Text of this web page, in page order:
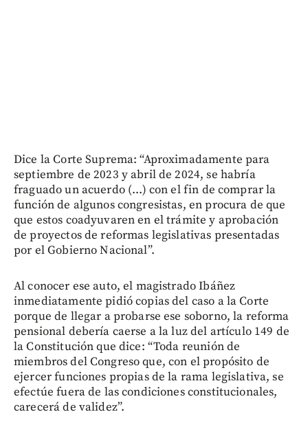
Dice la Corte Suprema: “Aproximadamente para
septiembre de 2023 y abril de 2024, se habría
fraguado un acuerdo (...) con el fin de comprar la
función de algunos congresistas, en procura de que
que estos coadyuvaren en el trámite y aprobación
de proyectos de reformas legislativas presentadas
por el Gobierno Nacional”.
Al conocer ese auto, el magistrado Ibáñez
inmediatamente pidió copias del caso a la Corte
porque de llegar a probarse ese soborno, la reforma
pensional debería caerse a la luz del artículo 149 de
la Constitución que dice: “Toda reunión de
miembros del Congreso que, con el propósito de
ejercer funciones propias de la rama legislativa, se
efectúe fuera de las condiciones constitucionales,
carecerá de validez”.